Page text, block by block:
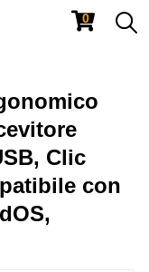
0
Clic
con